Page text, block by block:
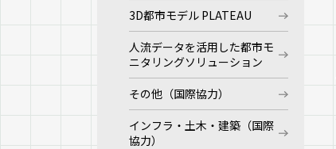
3D都市モデル PLATEAU
人流データを活用した都市モ
ニタリングソリューション
その他（国際協力）
インフラ・土木・建築（国際
協力）